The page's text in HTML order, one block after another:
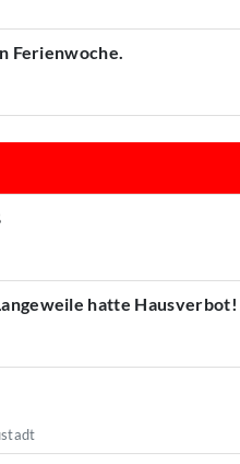
Ferienwoche.
hatte Hausverbot!